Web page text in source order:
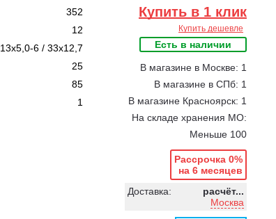
352
12
13x5,0-6 / 33x12,7
25
85
1
Купить в 1 клик
Купить дешевле
Есть в наличии
В магазине в Москве: 1
В магазине в СПб: 1
В магазине Красноярск: 1
На складе хранения МО:
Меньше 100
Рассрочка 0%
на 6 месяцев
Доставка:
расчёт...
Москва